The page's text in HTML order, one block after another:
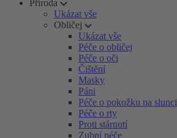
Příroda
Ukázat vše
Obličej
Ukázat vše
Péče o obličej
Péče o oči
Čištění
Masky
Páni
Péče o pokožku na slunci
Péče o rty
Proti stárnutí
Zubní péče